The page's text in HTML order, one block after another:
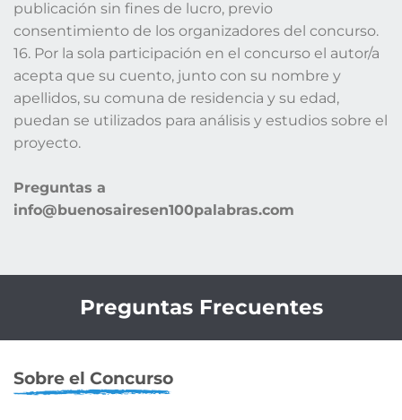
publicación sin fines de lucro, previo
consentimiento de los organizadores del concurso.
16. Por la sola participación en el concurso el autor/a
acepta que su cuento, junto con su nombre y
apellidos, su comuna de residencia y su edad,
puedan se utilizados para análisis y estudios sobre el
proyecto.
Preguntas a
info@buenosairesen100palabras.com
Preguntas Frecuentes
Sobre el Concurso